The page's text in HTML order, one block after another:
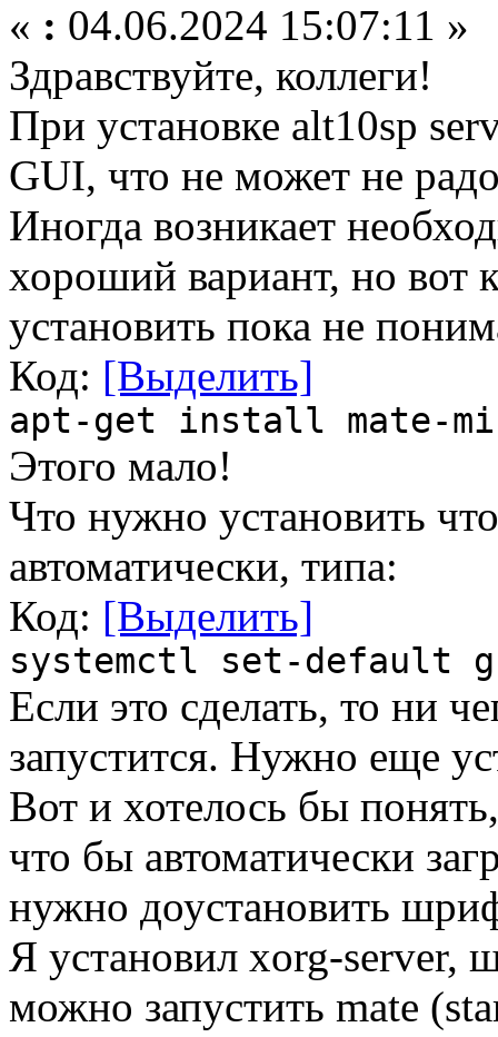
« : 04.06.2024 15:07:11 »
Здравствуйте, коллеги!
При установке alt10sp
GUI, что не может не
Иногда возникает
хороший вариант, но вот
установить пока не
Код: [Выделить]
apt-get install mate-
Этого мало!
Что нужно установить
автоматически, типа:
Код: [Выделить]
systemctl set-default
Если это сделать, то ни
запустится. Нужно еще
Вот и хотелось бы
что бы автоматически
нужно доустановить
Я установил xorg-server,
можно запустить mate